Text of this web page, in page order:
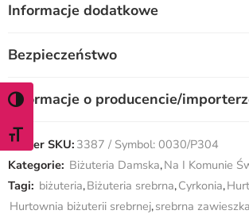
WŁĄCZ TRYB WYSOKIEGO
ZMIEŃ ROZMIAR CZCIONKI
Informacje dodatkowe
Bezpieczeństwo
Informacje o producencie/
Numer SKU: 3387 / Symbol: 0030/P304
Kategorie: Biżuteria Damska,Na I Komunie
Tagi: biżuteria,Biżuteria srebrna,Cyrkonia,
Hurtownia biżuterii srebrnej,srebrna zawieszka